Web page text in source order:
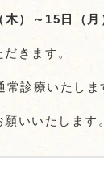
木）～15日（月
きます。
診療いたしま
いいたします。